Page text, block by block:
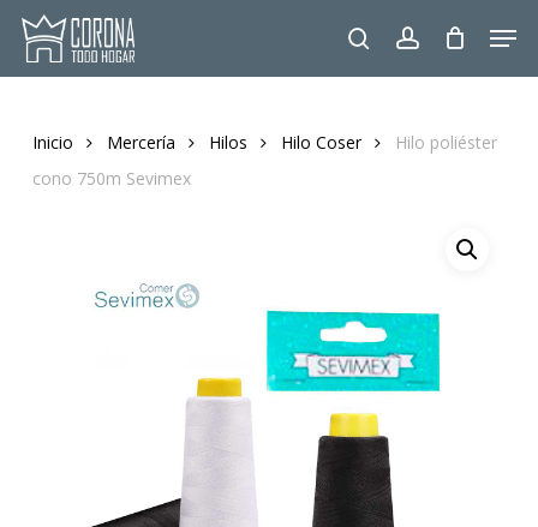
Skip
main
searchaccount
Inicio Mercería Hilos Hilo Coser
Hilo poliéster
cono 750m Sevimex